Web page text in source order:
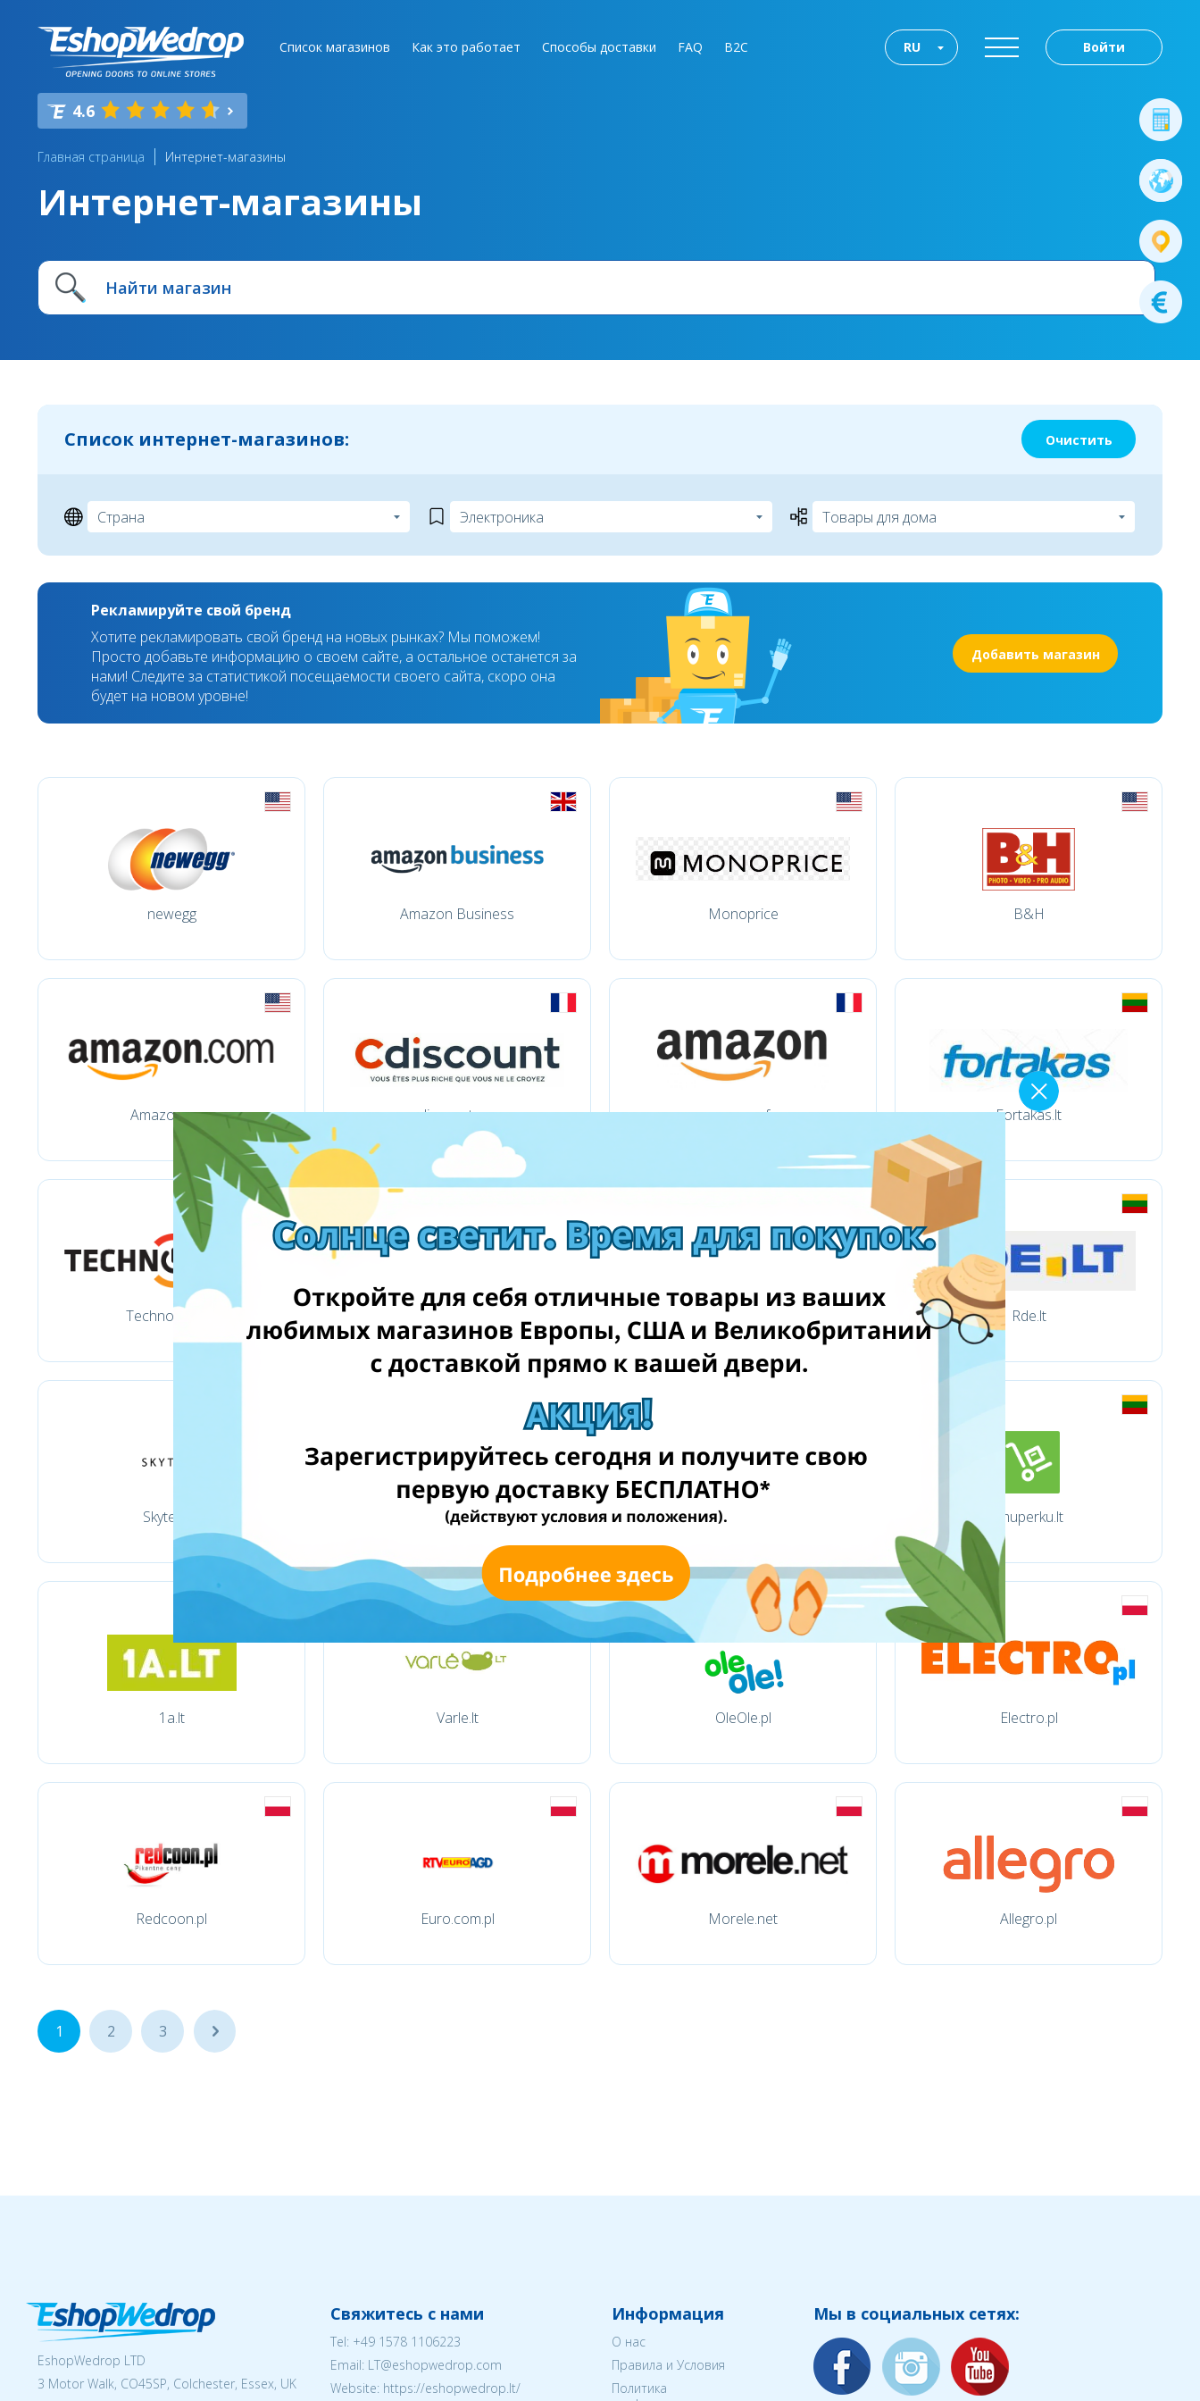
Список магазинов Как это работает Способы доставки FAQ B2C Войти
RU
4.6
Главная страница Интернет-магазины
Интернет-магазины
Список интернет-магазинов: Очистить
Рекламируйте свой бренд
Хотите рекламировать свой бренд на новых рынках? Мы поможем!
Просто добавьте информацию о своем сайте, а остальное останется за
нами! Следите за статистикой посещаемости своего сайта, скоро она
будет на новом уровне!
Добавить магазин
newegg Amazon Business Monoprice B&H
Amazon.com cdiscount.com amazon.fr Fortakas.lt
Technorama.lt Mediashop.lt Rde.lt
Skytech.lt Neriba.lt Elektromarkt.lt Imuperku.lt
1a.lt Varle.lt OleOle.pl Electro.pl
Redcoon.pl Euro.com.pl Morele.net Allegro.pl
1 2 3 ...
EshopWedrop LTD
3 Motor Walk, CO45SP, Colchester, Essex, UK
Свяжитесь с нами
Tel: +49 1578 1106223
Email: LT@eshopwedrop.com
Website: https://eshopwedrop.lt/
Информация
О нас
Правила и Условия
Политика
Мы в социальных сетях: